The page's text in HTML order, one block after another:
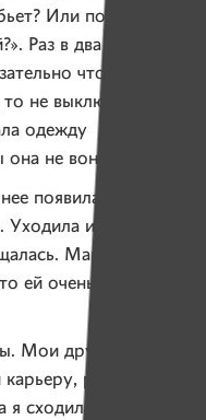
Или подожжет
Раз в два месяца
что-нибудь
не выключенный
одежду
не воняла гарью.
появилась
Уходила из дома она
Мама звонила
ей очень одиноко.
Мои друзья
рожали
сходила с ума.